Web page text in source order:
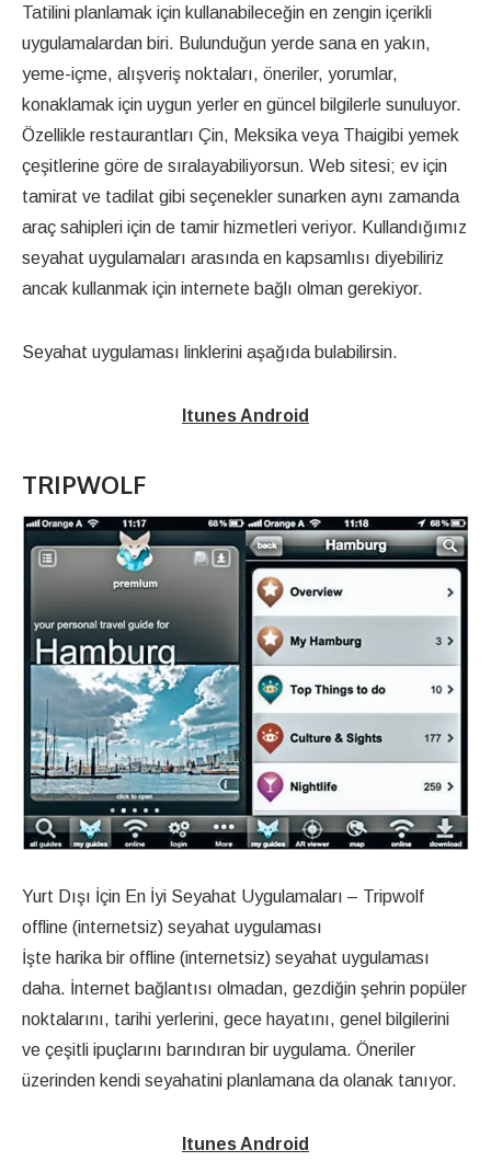
Tatilini planlamak için kullanabileceğin en zengin içerikli
uygulamalardan biri. Bulunduğun yerde sana en yakın,
yeme-içme, alışveriş noktaları, öneriler, yorumlar,
konaklamak için uygun yerler en güncel bilgilerle sunuluyor.
Özellikle restaurantları Çin, Meksika veya Thaigibi yemek
çeşitlerine göre de sıralayabiliyorsun. Web sitesi; ev için
tamirat ve tadilat gibi seçenekler sunarken aynı zamanda
araç sahipleri için de tamir hizmetleri veriyor. Kullandığımız
seyahat uygulamaları arasında en kapsamlısı diyebiliriz
ancak kullanmak için internete bağlı olman gerekiyor.
Seyahat uygulaması linklerini aşağıda bulabilirsin.
Itunes Android
TRIPWOLF
Yurt Dışı İçin En İyi Seyahat Uygulamaları – Tripwolf
offline (internetsiz) seyahat uygulaması
İşte harika bir offline (internetsiz) seyahat uygulaması
daha. İnternet bağlantısı olmadan, gezdiğin şehrin popüler
noktalarını, tarihi yerlerini, gece hayatını, genel bilgilerini
ve çeşitli ipuçlarını barındıran bir uygulama. Öneriler
üzerinden kendi seyahatini planlamana da olanak tanıyor.
Itunes Android